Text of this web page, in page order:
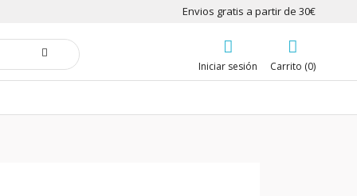
Envios gratis a partir de 30€
Iniciar sesión Carrito (0)